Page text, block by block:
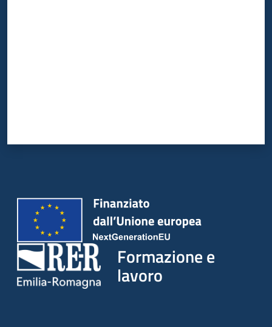
Formazione e
lavoro